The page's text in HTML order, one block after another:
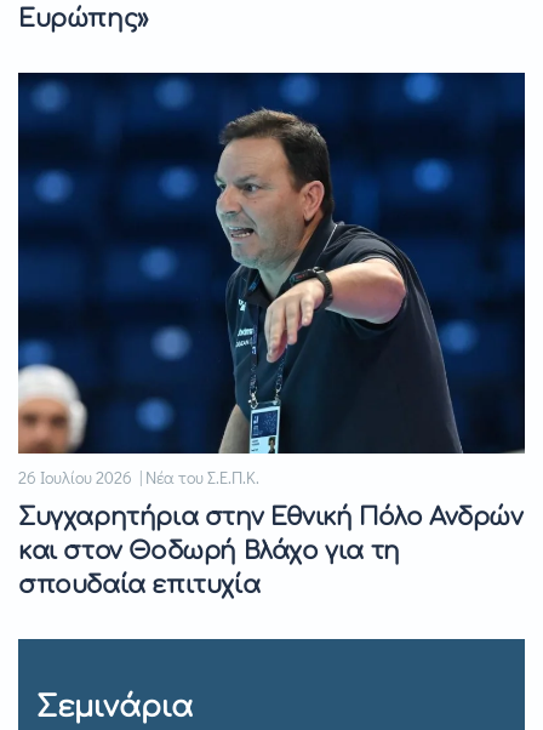
Ευρώπης»
26 Ιουλίου 2026 | Νέα του Σ.Ε.Π.Κ.
Συγχαρητήρια στην Εθνική Πόλο Ανδρών
και στον Θοδωρή Βλάχο για τη
σπουδαία επιτυχία
Σεμινάρια